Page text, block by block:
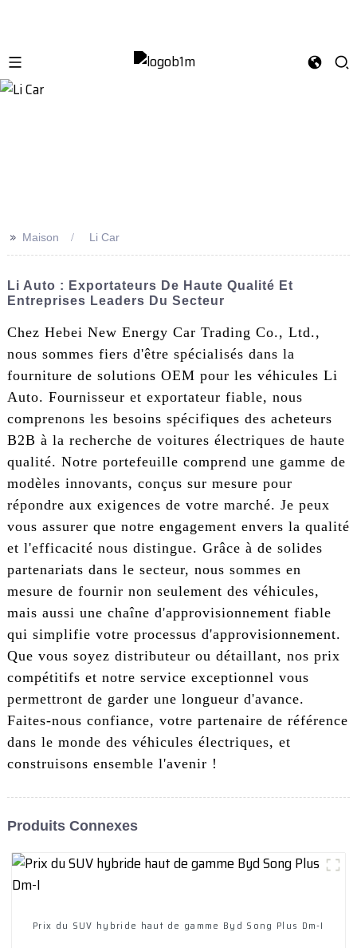
>> Maison Li Car
Li Auto : Exportateurs De Haute Qualité Et
Entreprises Leaders Du Secteur
Chez Hebei New Energy Car Trading Co., Ltd.,
nous sommes fiers d'être spécialisés dans la
fourniture de solutions OEM pour les véhicules Li
Auto. Fournisseur et exportateur fiable, nous
comprenons les besoins spécifiques des acheteurs
B2B à la recherche de voitures électriques de haute
qualité. Notre portefeuille comprend une gamme de
modèles innovants, conçus sur mesure pour
répondre aux exigences de votre marché. Je peux
vous assurer que notre engagement envers la qualité
et l'efficacité nous distingue. Grâce à de solides
partenariats dans le secteur, nous sommes en
mesure de fournir non seulement des véhicules,
mais aussi une chaîne d'approvisionnement fiable
qui simplifie votre processus d'approvisionnement.
Que vous soyez distributeur ou détaillant, nos prix
compétitifs et notre service exceptionnel vous
permettront de garder une longueur d'avance.
Faites-nous confiance, votre partenaire de référence
dans le monde des véhicules électriques, et
construisons ensemble l'avenir !
Produits Connexes
Prix ​​du SUV hybride haut de gamme Byd Song Plus Dm-I